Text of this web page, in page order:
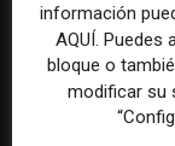
Usar la IA solo
más rápido no
información
AQUÍ. Puedes
bloque o
modificar su